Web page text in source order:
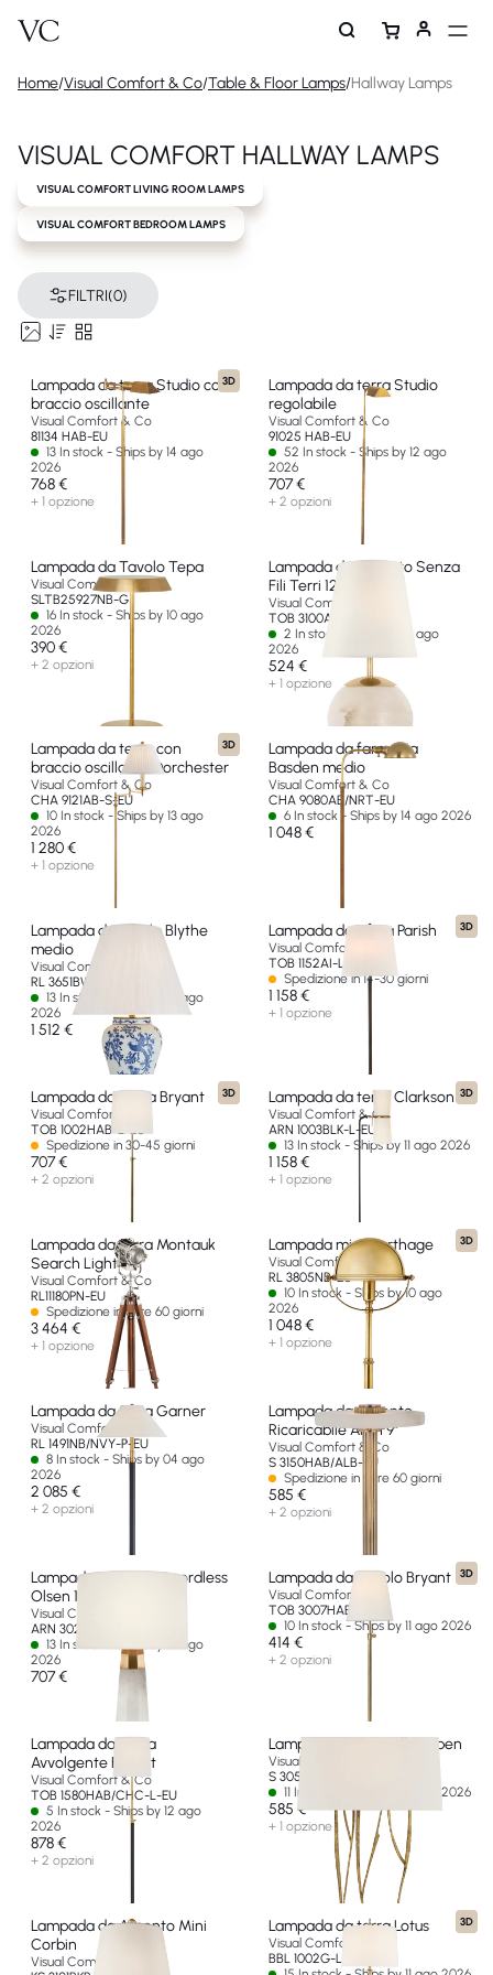
Home/Visual Comfort & Co/Table & Floor Lamps/Hallway Lamps
VISUAL COMFORT HALLWAY LAMPS
VISUAL COMFORT LIVING ROOM LAMPS
VISUAL COMFORT BEDROOM LAMPS
FILTRI(0)
3D
Lampada da terra Studio con
braccio oscillante
Visual Comfort & Co
81134 HAB-EU
13 In stock - Ships by 14 ago
2026
768 €
+ 1 opzione
Lampada da terra Studio
regolabile
Visual Comfort & Co
91025 HAB-EU
52 In stock - Ships by 12 ago
2026
707 €
+ 2 opzioni
Lampada da Tavolo Tepa
Visual Comfort & Co
SLTB25927NB-G
16 In stock - Ships by 10 ago
2026
390 €
+ 2 opzioni
Lampada da Accento Senza
Fili Terri 12"
Visual Comfort & Co
TOB 3100ALB-L-CL-EU
2 In stock - Ships by 14 ago
2026
524 €
+ 1 opzione
3D
Lampada da terra con
braccio oscillante Dorchester
Visual Comfort & Co
CHA 9121AB-S-EU
10 In stock - Ships by 13 ago
2026
1 280 €
+ 1 opzione
Lampada da farmacia
Basden medio
Visual Comfort & Co
CHA 9080AB/NRT-EU
6 In stock - Ships by 14 ago 2026
1 048 €
Lampada da tavolo Blythe
medio
Visual Comfort & Co
RL 3651BW-S-EU
13 In stock - Ships by 12 ago
2026
1 512 €
3D
Lampada da Terra Parish
Visual Comfort & Co
TOB 1152AI-L-EU
Spedizione in 14-30 giorni
1 158 €
+ 1 opzione
3D
Lampada da Terra Bryant
Visual Comfort & Co
TOB 1002HAB-L-EU
Spedizione in 30-45 giorni
707 €
+ 2 opzioni
3D
Lampada da terra Clarkson
Visual Comfort & Co
ARN 1003BLK-L-EU
13 In stock - Ships by 11 ago 2026
1 158 €
+ 1 opzione
Lampada da terra Montauk
Search Light
Visual Comfort & Co
RL11180PN-EU
Spedizione in oltre 60 giorni
3 464 €
+ 1 opzione
3D
Lampada mini Carthage
Visual Comfort & Co
RL 3805NB-EU
10 In stock - Ships by 10 ago
2026
1 048 €
+ 1 opzione
Lampada da terra Garner
Visual Comfort & Co
RL 1491NB/NVY-P-EU
8 In stock - Ships by 04 ago
2026
2 085 €
+ 2 opzioni
Lampada da Accento
Ricaricabile Aran 9"
Visual Comfort & Co
S 3150HAB/ALB-EU
Spedizione in oltre 60 giorni
585 €
+ 2 opzioni
Lampada accentata cordless
Olsen 15"
Visual Comfort & Co
ARN 3028ALB-L-CL-EU
13 In stock - Ships by 14 ago
2026
707 €
3D
Lampada da Tavolo Bryant
Visual Comfort & Co
TOB 3007HAB-L-EU
10 In stock - Ships by 11 ago 2026
414 €
+ 2 opzioni
Lampada da Terra
Avvolgente Bryant
Visual Comfort & Co
TOB 1580HAB/CHC-L-EU
5 In stock - Ships by 12 ago
2026
878 €
+ 2 opzioni
Lampada da Consolle Aspen
Visual Comfort & Co
S 3051GI-L-EU
11 In stock - Ships by 10 ago 2026
585 €
+ 1 opzione
Lampada da Accento Mini
Corbin
Visual Comfort & Co
3D
Lampada da terra Lotus
Visual Comfort & Co
BBL 1002G-L-EU